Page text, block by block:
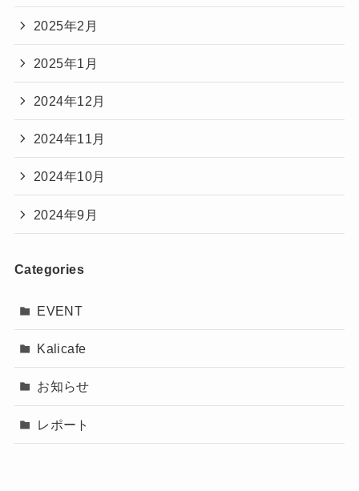
2025年2月
2025年1月
2024年12月
2024年11月
2024年10月
2024年9月
Categories
EVENT
Kalicafe
お知らせ
レポート